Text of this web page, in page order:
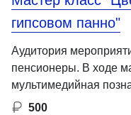
гипсовом панно"
Аудитория
пенсионеры. В ходе
мультимедийная
500